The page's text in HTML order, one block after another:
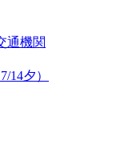
通機関
14夕）